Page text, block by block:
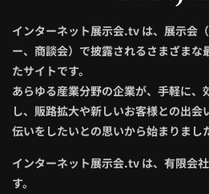
インターネット展示会.tv は、展示会
ー、商談会）で披露されるさまざまな
たサイトです。
あらゆる産業分野の企業が、手軽に、
し、販路拡大や新しいお客様との出
伝いをしたいとの思いから始まりまし
インターネット展示会.tv は、有限会
す。